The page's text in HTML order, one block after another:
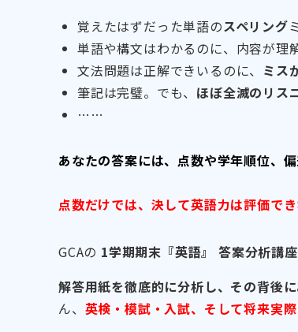
覚えたはずだった単語のスペリング
単語や構文はわかるのに、内容が理
文法問題は正解できいるのに、 ミス
筆記は完璧。でも、 ほぼ全滅のリス
……
あなたの答案には、点数や学年順位、
点数だけでは、決して英語力は評価でき
GCAの 1学期期末『英語』 答案分析講座
解答用紙を徹底的に分析し、その背後
ん、 英検・模試・入試、そして将来実